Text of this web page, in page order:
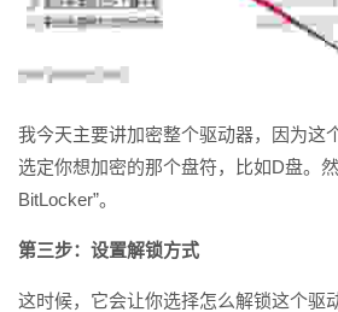
我今天主要讲加密整个驱动器，因为这
选定你想加密的那个盘符，比如D盘。
BitLocker”。
第三步：设置解锁方式
这时候，它会让你选择怎么解锁这个驱